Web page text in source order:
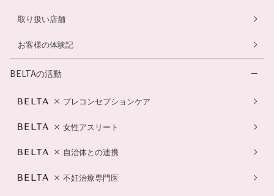
取り扱い店舗
お客様の体験記
BELTAの活動
プレコンセプションケア
女性アスリート
自治体との連携
不妊治療専門医